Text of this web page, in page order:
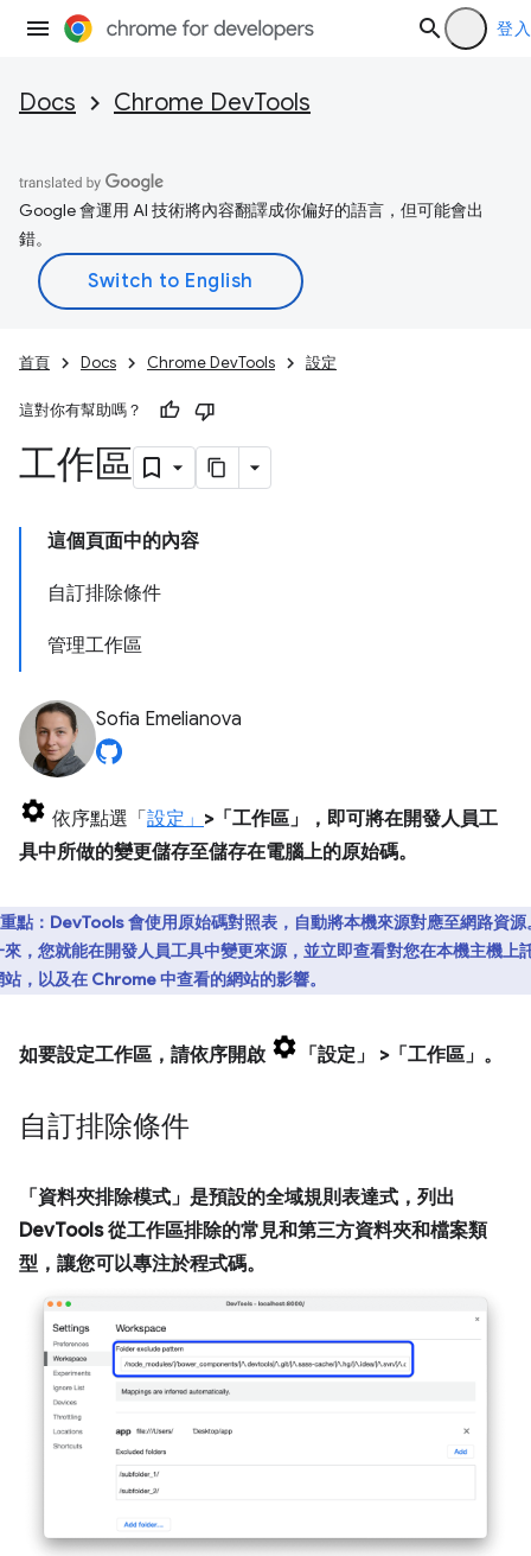
登入
Docs Chrome DevTools
Google 會運用 AI 技術將內容翻譯成你偏好的語言，但可能會出
錯。
首頁 Docs Chrome DevTools 設定
這對你有幫助嗎？
工作區
這個頁面中的內容
自訂排除條件
管理工作區
Sofia Emelianova
依序點選「 設定」 >「工作區」
，即可將在開發人員工
具中所做的變更儲存至儲存在電腦上的原始碼。
重點： DevTools 會使用原始碼對照表，自動將本機來源對應至網路資源
來，您就能在開發人員工具中變更來源，並立即查看對您在本機主機上
站，以及在 Chrome 中查看的網站的影響。
如要設定工作區，請依序開啟 「設定」 >「工作區」 。
自訂排除條件
「資料夾排除模式」 是預設的全域規則表達式，列出
DevTools 從工作區排除的常見和第三方資料夾和檔案類
型，讓您可以專注於程式碼。